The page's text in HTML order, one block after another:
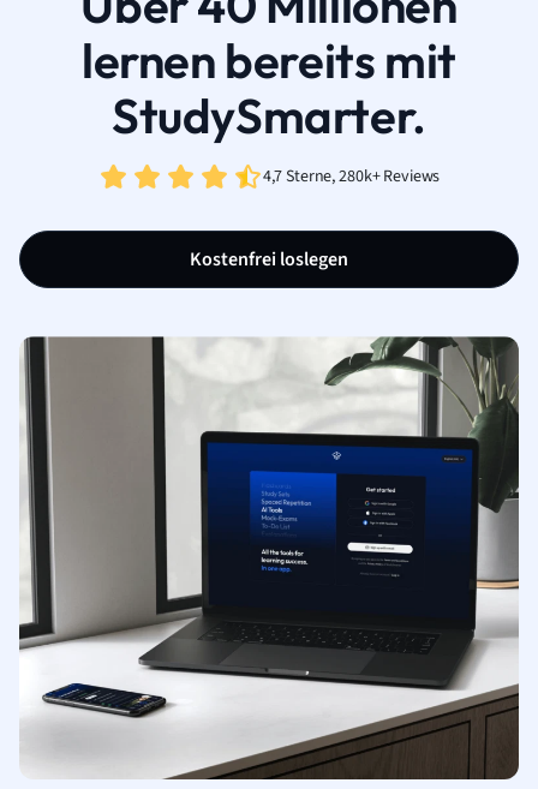
lernen bereits mit
StudySmarter.
4,7 Sterne, 280k+ Reviews
Kostenfrei loslegen